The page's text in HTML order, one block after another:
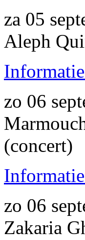
za 05
Aleph
zo 06
(concert)
zo 06
Zakaria